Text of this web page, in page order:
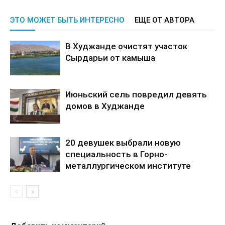
ЭТО МОЖЕТ БЫТЬ ИНТЕРЕСНО ЕЩЕ ОТ АВТОРА
В Худжанде очистят участок
Сырдарьи от камыша
Июньский сель повредил девять
домов в Худжанде
20 девушек выбрали новую
специальность в Горно-
металлургическом институте